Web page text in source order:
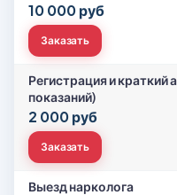
10 000 руб
Заказать
Регистрация и краткий
показаний)
2 000 руб
Заказать
Выезд нарколога